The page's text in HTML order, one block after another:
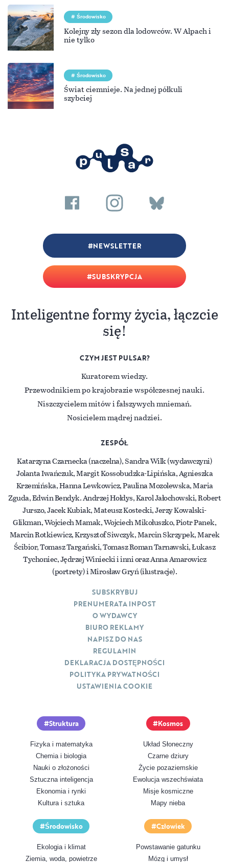
Środowisko
Kolejny zły sezon dla lodowców. W Alpach i
nie tylko
Środowisko
Świat ciemnieje. Na jednej półkuli
szybciej
SUBSKRYPCJA
NEWSLETTER
Inteligentne formy życia, łączcie
się!
CZYM JEST PULSAR?
Kuratorem wiedzy.
Przewodnikiem po krajobrazie współczesnej nauki.
Niszczycielem mitów i fałszywych mniemań.
Nosicielem mądrej nadziei.
ZESPÓŁ
Katarzyna Czarnecka (naczelna), Sandra Wilk (wydawczyni)
Jolanta Iwańczuk, Margit Kossobudzka-Lipińska, Agnieszka
Krzemińska, Hanna Lewkowicz, Paulina Mozolewska, Maria
Zguda, Edwin Bendyk. Andrzej Hołdys, Karol Jałochowski, Robert
Jurszo, Jacek Kubiak, Mateusz Kostecki, Jerzy Kowalski-
Glikman, Wojciech Mamak, Wojciech Mikołuszko, Piotr Panek,
Marcin Rotkiewicz, Krzysztof Siwczyk, Marcin Skrzypek, Marek
Ścibior, Tomasz Targański, Tomasz Roman Tarnawski, Łukasz
Tychoniec, Jędrzej Winiecki i inni oraz Anna Amarowicz
(portrety) i Mirosław Gryń (ilustracje).
Struktura
Fizyka i matematyka
Chemia i biologia
Nauki o złożoności
Sztuczna inteligencja
Ekonomia i rynki
Kultura i sztuka
Kosmos
Układ Słoneczny
Czarne dziury
Życie pozaziemskie
Ewolucja wszechświata
Misje kosmiczne
Mapy nieba
Środowisko
Ekologia i klimat
Ziemia, woda, powietrze
Człowiek
Powstawanie gatunku
Mózg i umysł
SUBSKRYBUJ
PRENUMERATA INPOST
O WYDAWCY
BIURO REKLAMY
NAPISZ DO NAS
REGULAMIN
DEKLARACJA DOSTĘPNOŚCI
POLITYKA PRYWATNOŚCI
USTAWIENIA COOKIE